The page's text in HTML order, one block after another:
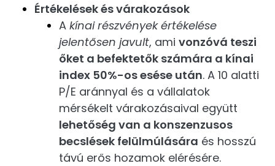
Értékelések és várakozások
A kínai részvények értékelése
jelentősen javult, ami vonzóvá teszi
őket a befektetők számára a kínai
index 50%-os esése után. A 10 alatti
P/E aránnyal és a vállalatok
mérsékelt várakozásaival együtt
lehetőség van a konszenzusos
becslések felülmúlására és hosszú
távú erős hozamok elérésére.